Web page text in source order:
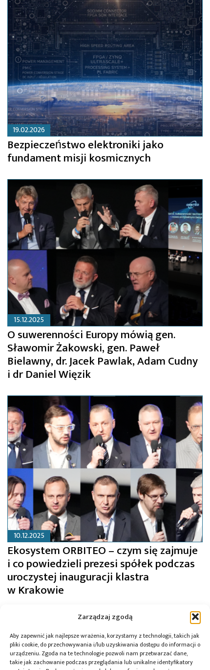
Zarządzaj zgodą
Aby zapewnić jak najlepsze wrażenia, korzystamy z technologii, takich jak
pliki cookie, do przechowywania i/lub uzyskiwania dostępu do informacji o
urządzeniu. Zgoda na te technologie pozwoli nam przetwarzać dane,
takie jak zachowanie podczas przeglądania lub unikalne identyfikatory
19.02.2026
Bezpieczeństwo elektroniki jako
fundament misji kosmicznych
15.12.2025
O suwerenności Europy mówią gen.
Sławomir Żakowski, gen. Paweł
Bielawny, dr. Jacek Pawlak, Adam Cudny
i dr Daniel Więzik
10.12.2025
Ekosystem ORBITEO – czym się zajmuje
i co powiedzieli prezesi spółek podczas
uroczystej inauguracji klastra
w Krakowie